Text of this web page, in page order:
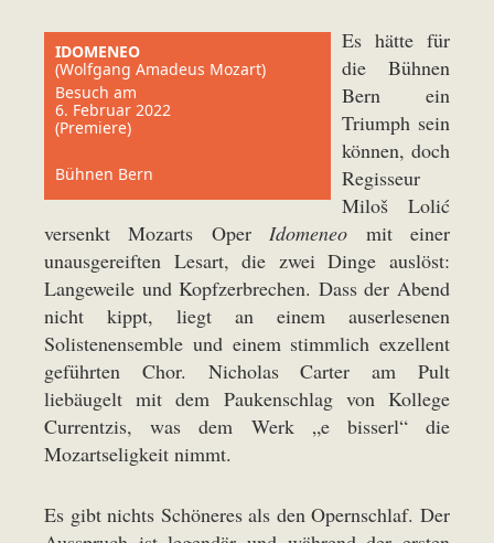
IDOMENEO
(Wolfgang Amadeus Mozart)
Besuch am
6. Februar 2022
(Premiere)
Bühnen Bern
Es hätte für
die Bühnen
Bern ein
Triumph sein
können, doch
Regisseur
Miloš Lolić
versenkt Mozarts Oper Idomeneo mit einer
unausgereiften Lesart, die zwei Dinge auslöst:
Langeweile und Kopfzerbrechen. Dass der Abend
nicht kippt, liegt an einem auserlesenen
Solistenensemble und einem stimmlich exzellent
geführten Chor. Nicholas Carter am Pult
liebäugelt mit dem Paukenschlag von Kollege
Currentzis, was dem Werk „e bisserl“ die
Mozartseligkeit nimmt.
Es gibt nichts Schöneres als den Opernschlaf. Der